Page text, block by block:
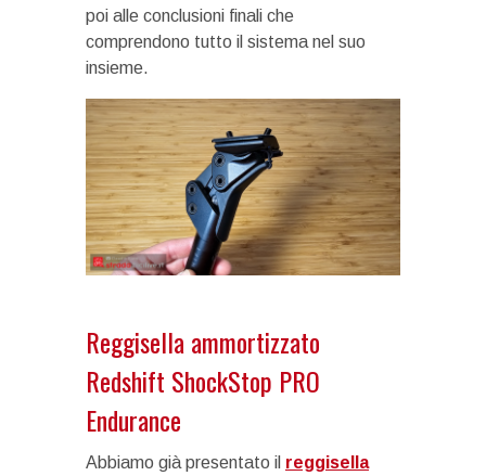
poi alle conclusioni finali che
comprendono tutto il sistema nel suo
insieme.
Reggisella ammortizzato
Redshift ShockStop PRO
Endurance
Abbiamo già presentato il reggisella